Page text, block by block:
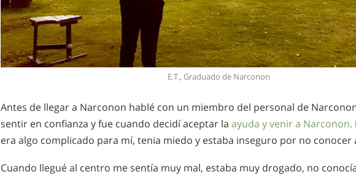
E.T., Graduado de Narconon
Antes de llegar a Narconon hablé con un miembro del personal de
sentir en confianza y fue cuando decidí aceptar la ayuda y venir a Narconon.
era algo complicado para mí, tenia miedo y estaba inseguro por no conocer
Cuando llegué al centro me sentía muy mal, estaba muy drogado, no